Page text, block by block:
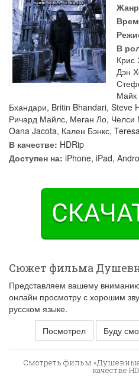
В
Крис
Дэн
Майк
Бхандари, Britin Bhandari, Steve
Ричард Майлс, Меган Ло, Челси
Oana Jacota, Кален Бэнкс,
В качестве: HDRip
Доступен на: iPhone, iPad,
Сюжет фильма
Представляем вашему
онлайн просмотру с хорошим
русском языке.
Посмотрел
Буду
Смотреть фильм
качестве